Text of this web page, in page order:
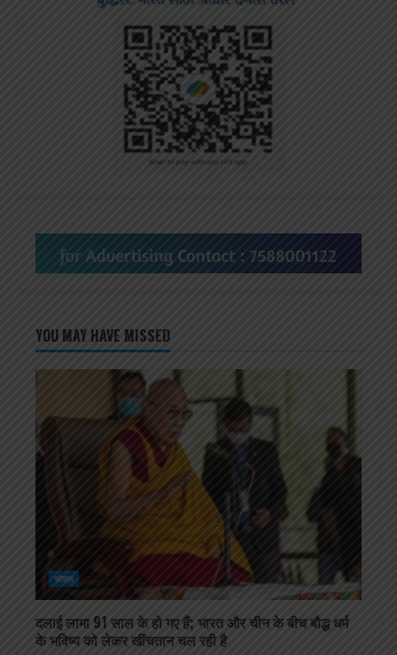
YOU MAY HAVE MISSED
सोशल
दलाई लामा 91 साल के हो गए हैं; भारत और चीन के बीच बौद्ध धर्म
के भविष्य को लेकर खींचतान चल रही है